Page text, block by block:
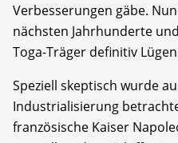
Verbesserungen gäbe.
nächsten Jahrhunderte
Toga-Träger definitiv
Speziell skeptisch wurde
Industrialisierung
französische Kaiser